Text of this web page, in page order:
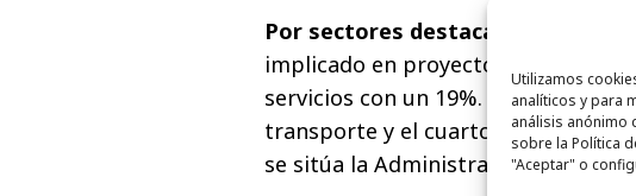
Utilizamos
analíticos y para
análisis anónimo
sobre la Política
"Aceptar" o
Por sectores destaca el financiero
implicado en proyectos de
servicios con un 19%. El tercero
transporte y el cuarto el de la
se sitúa la Administración Pública,